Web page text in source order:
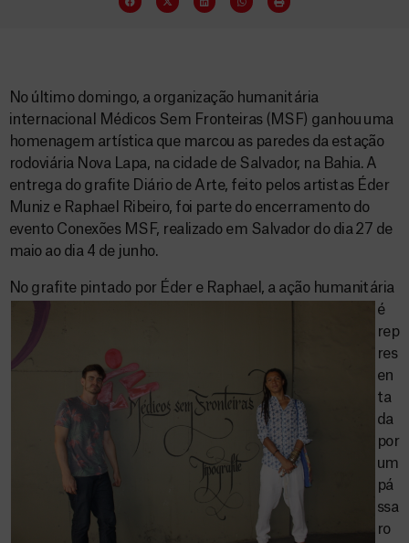
No último domingo, a organização humanitária
internacional Médicos Sem Fronteiras (MSF) ganhou uma
homenagem artística que marcou as paredes da estação
rodoviária Nova Lapa, na cidade de Salvador, na Bahia. A
entrega do grafite Diário de Arte, feito pelos artistas Éder
Muniz e Raphael Ribeiro, foi parte do encerramento do
evento Conexões MSF, realizado em Salvador do dia 27 de
maio ao dia 4 de junho.
No grafite pintado por Éder e Raphael , a ação humanitária
é
rep
res
en
ta
da
por
um
pá
ssa
ro